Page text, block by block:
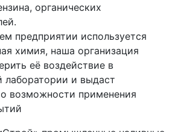
органических
предприятии используется
химия, наша организация
её воздействие в
лаборатории и выдаст
возможности применения